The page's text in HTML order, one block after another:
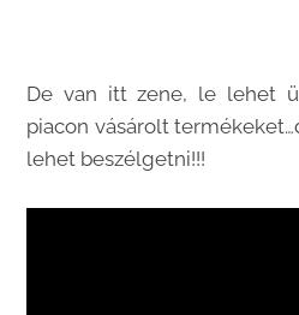
De van itt zene, le lehet
piacon vásárolt
lehet beszélgetni!!!